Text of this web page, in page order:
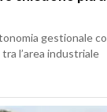
gestionale
l’area industriale